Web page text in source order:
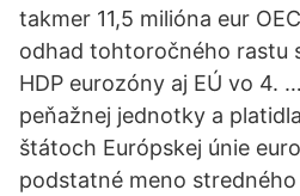
takmer 11,5 milióna eur
odhad tohtoročného rastu
HDP eurozóny aj EÚ vo 4.
peňažnej jednotky a
štátoch Európskej únie
podstatné meno stredného